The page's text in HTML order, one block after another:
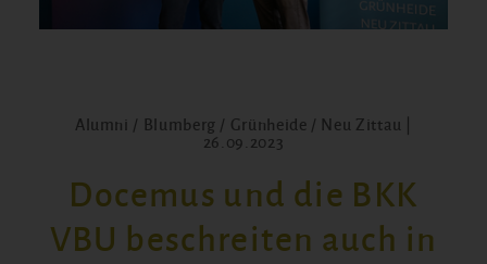
Alumni / Blumberg / Grünheide / Neu Zittau |
26.09.2023
Docemus und die BKK
VBU beschreiten auch in